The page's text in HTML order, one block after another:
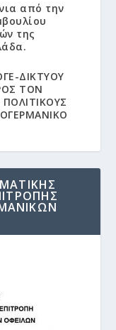
από την
της
ΔΙΚΤΥΟΥ
ΤΟΝ